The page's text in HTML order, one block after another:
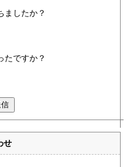
ましたか？
たですか？
せ